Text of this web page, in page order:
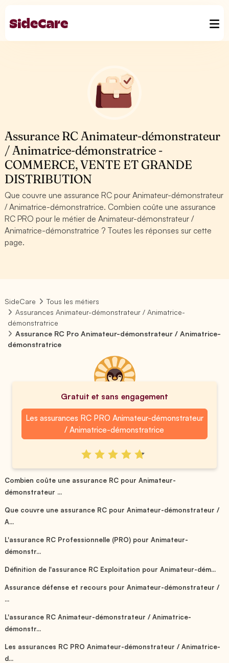
Assurance RC Animateur-démonstrateur
/ Animatrice-démonstratrice -
COMMERCE, VENTE ET GRANDE
DISTRIBUTION
Que couvre une assurance RC pour Animateur-démonstrateur
/ Animatrice-démonstratrice. Combien coûte une assurance
RC PRO pour le métier de Animateur-démonstrateur /
Animatrice-démonstratrice ? Toutes les réponses sur cette
page.
SideCare
Tous les métiers
Assurances Animateur-démonstrateur / Animatrice-
démonstratrice
Assurance RC Pro Animateur-démonstrateur / Animatrice-
démonstratrice
Gratuit et sans engagement
Les assurances RC PRO Animateur-démonstrateur
/ Animatrice-démonstratrice
Combien coûte une assurance RC pour Animateur-
démonstrateur ...
Que couvre une assurance RC pour Animateur-démonstrateur /
A...
L'assurance RC Professionnelle (PRO) pour Animateur-
démonstr...
Définition de l'assurance RC Exploitation pour Animateur-dém...
Assurance défense et recours pour Animateur-démonstrateur /
...
L'assurance RC Animateur-démonstrateur / Animatrice-
démonstr...
Les assurances RC PRO Animateur-démonstrateur / Animatrice-
d...